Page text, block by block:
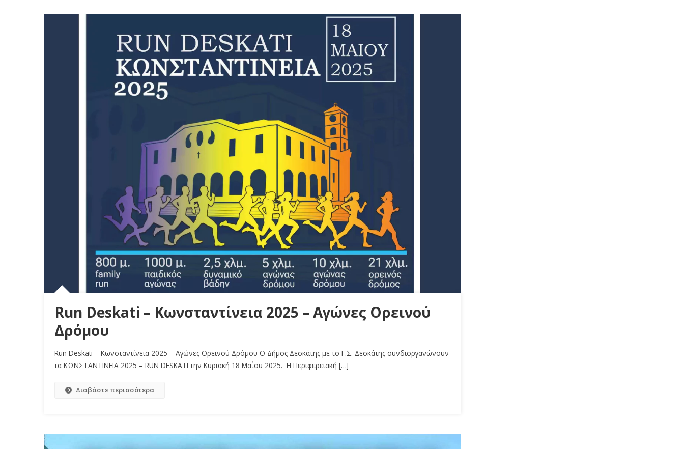
Run Deskati – Κωνσταντίνεια 2025 – Αγώνες Ορεινού
Δρόμου
Run Deskati – Κωνσταντίνεια 2025 – Αγώνες Ορεινού Δρόμου Ο Δήμος Δεσκάτης με το Γ.Σ. Δεσκάτης συνδιοργανώνουν
τα ΚΩΝΣΤΑΝΤΙΝΕΙΑ 2025 – RUN DESKATI την Κυριακή 18 Μαΐου 2025. Η Περιφερειακή […]
Διαβάστε περισσότερα